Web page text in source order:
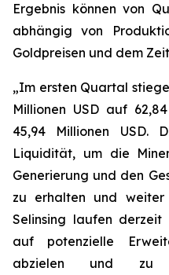
Ergebnis können von
abhängig von
Goldpreisen und dem
„Im ersten Quartal
Millionen USD auf
45,94 Millionen USD.
Liquidität, um die
Generierung und den
zu erhalten und weiter
Selinsing laufen derzeit
auf potenzielle
abzielen und zu